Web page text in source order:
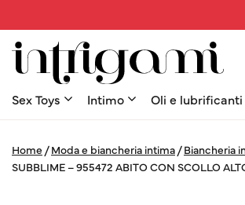
Sex Toys Intimo Oli e lubrificanti
Home /Moda e biancheria intima /Biancheria
SUBBLIME – 955472 ABITO CON SCOLLO